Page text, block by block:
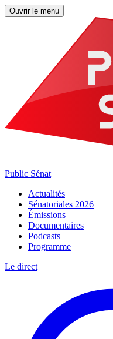
Ouvrir le menu
Public Sénat
Actualités
Sénatoriales 2026
Émissions
Documentaires
Podcasts
Programme
Le direct